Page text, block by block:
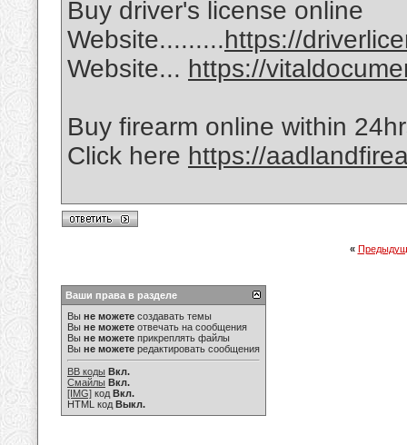
Buy driver's license online
Website.........https://
Website... https://
Buy firearm online within
Click here https://
«
Ваши права в разделе
Вы не можете создавать темы
Вы не можете отвечать на сообщения
Вы не можете прикреплять файлы
Вы не можете редактировать сообщения
BB коды Вкл.
Смайлы Вкл.
[IMG] код Вкл.
HTML код Выкл.